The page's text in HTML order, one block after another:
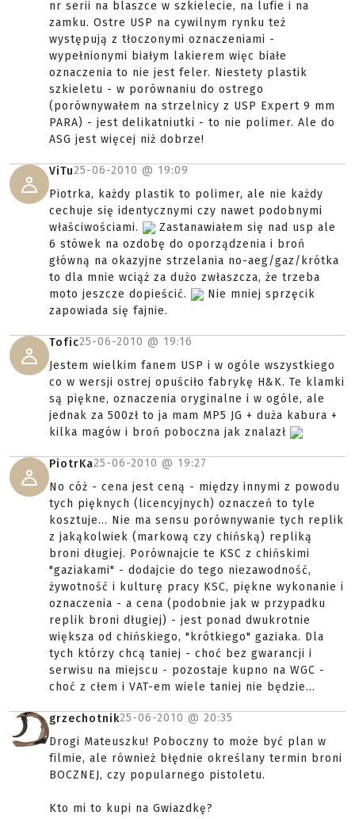
nr serii na blaszce w szkielecie, na lufie i na
zamku. Ostre USP na cywilnym rynku też
występują z tłoczonymi oznaczeniami -
wypełnionymi białym lakierem więc białe
oznaczenia to nie jest feler. Niestety plastik
szkieletu - w porównaniu do ostrego
(porównywałem na strzelnicy z USP Expert 9 mm
PARA) - jest delikatniutki - to nie polimer. Ale do
ASG jest więcej niż dobrze!
ViTu25-06-2010 @ 19:09
Piotrka, każdy plastik to polimer, ale nie każdy
cechuje się identycznymi czy nawet podobnymi
właściwościami.
Zastanawiałem się nad usp ale
6 stówek na ozdobę do oporządzenia i broń
główną na okazyjne strzelania no-aeg/gaz/krótka
to dla mnie wciąż za dużo zwłaszcza, że trzeba
moto jeszcze dopieścić.
Nie mniej sprzęcik
zapowiada się fajnie.
Tofic25-06-2010 @ 19:16
Jestem wielkim fanem USP i w ogóle wszystkiego
co w wersji ostrej opuściło fabrykę H&K. Te klamki
są piękne, oznaczenia oryginalne i w ogóle, ale
jednak za 500zł to ja mam MP5 JG + duża kabura +
kilka magów i broń poboczna jak znalazł
PiotrKa25-06-2010 @ 19:27
No cóż - cena jest ceną - między innymi z powodu
tych pięknych (licencyjnych) oznaczeń to tyle
kosztuje... Nie ma sensu porównywanie tych replik
z jakąkolwiek (markową czy chińską) repliką
broni długiej. Porównajcie te KSC z chińskimi
"gaziakami" - dodajcie do tego niezawodność,
żywotność i kulturę pracy KSC, piękne wykonanie i
oznaczenia - a cena (podobnie jak w przypadku
replik broni długiej) - jest ponad dwukrotnie
większa od chińskiego, "krótkiego" gaziaka. Dla
tych którzy chcą taniej - choć bez gwarancji i
serwisu na miejscu - pozostaje kupno na WGC -
choć z cłem i VAT-em wiele taniej nie będzie...
grzechotnik25-06-2010 @ 20:35
Drogi Mateuszku! Poboczny to może być plan w
filmie, ale również błędnie określany termin broni
BOCZNEJ, czy popularnego pistoletu.
Kto mi to kupi na Gwiazdkę?